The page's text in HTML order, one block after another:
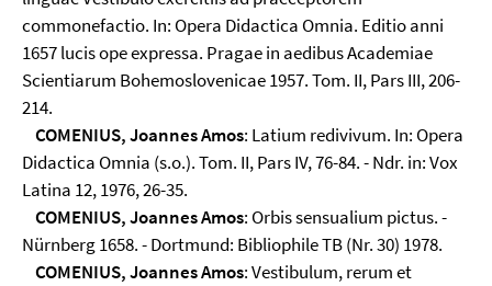
commonefactio. In: Opera Didactica Omnia. Editio anni
1657 lucis ope expressa. Pragae in aedibus Academiae
Scientiarum Bohemoslovenicae 1957. Tom. II, Pars III, 206-
214.
COMENIUS, Joannes Amos: Latium redivivum. In: Opera
Didactica Omnia (s.o.). Tom. II, Pars IV, 76-84. - Ndr. in: Vox
Latina 12, 1976, 26-35.
COMENIUS, Joannes Amos: Orbis sensualium pictus. -
Nürnberg 1658. - Dortmund: Bibliophile TB (Nr. 30) 1978.
COMENIUS, Joannes Amos: Vestibulum, rerum et